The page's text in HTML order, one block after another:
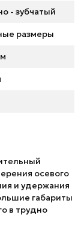
- зубчатый
размеры
oceвoгo
и удepжaния
гaбapиты
в тpуднo